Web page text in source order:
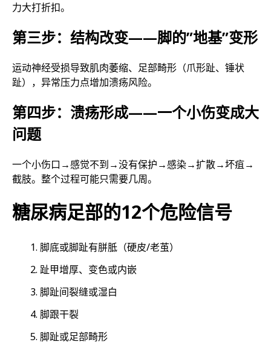
力大打折扣。
第三步：结构改变——脚的”地基”变形
运动神经受损导致肌肉萎缩、足部畸形（爪形趾、锤状
趾），异常压力点增加溃疡风险。
第四步：溃疡形成——一个小伤变成大
问题
一个小伤口→感觉不到→没有保护→感染→扩散→坏疽→
截肢。整个过程可能只需要几周。
糖尿病足部的12个危险信号
脚底或脚趾有胼胝（硬皮/老茧）
趾甲增厚、变色或内嵌
脚趾间裂缝或湿白
脚跟干裂
脚趾或足部畸形